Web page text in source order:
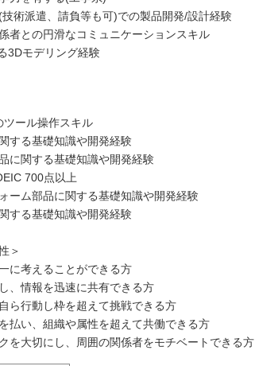
技術派遣、請負等も可)での製品開発/設計経験
者との円滑なコミュニケーションスキル
3Dモデリング経験
ツール操作スキル
する基礎知識や開発経験
に関する基礎知識や開発経験
700点以上
ーム部品に関する基礎知識や開発経験
する基礎知識や開発経験
＞
に考えることができる方
、情報を迅速に共有できる方
ら行動し枠を超えて挑戦できる方
払い、組織や属性を超えて共働できる方
を大切にし、周囲の関係者をモチベートできる方